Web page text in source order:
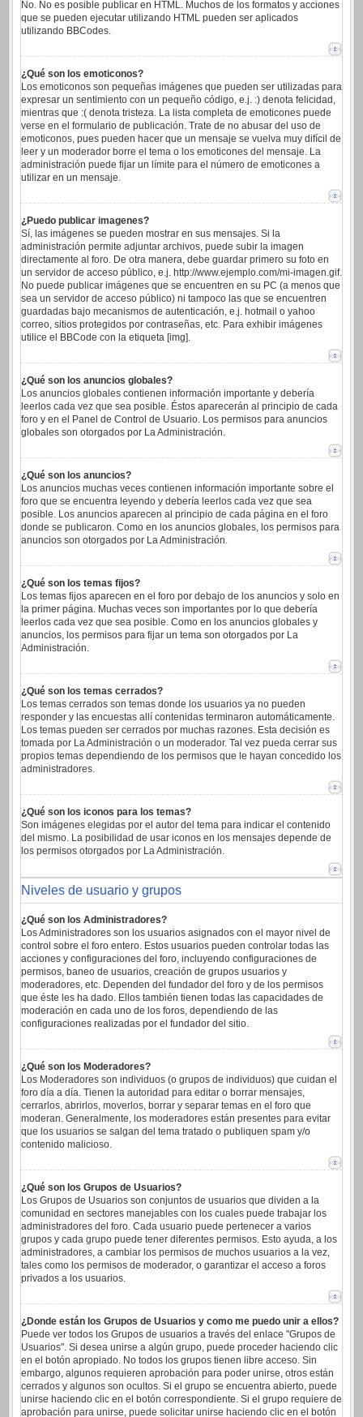
No. No es posible publicar en HTML. Muchos de los formatos y acciones
que se pueden ejecutar utilizando HTML pueden ser aplicados
utilizando BBCodes.
¿Qué son los emoticonos?
Los emoticonos son pequeñas imágenes que pueden ser utilizadas para
expresar un sentimiento con un pequeño código, e.j. :) denota felicidad,
mientras que :( denota tristeza. La lista completa de emoticones puede
verse en el formulario de publicación. Trate de no abusar del uso de
emoticonos, pues pueden hacer que un mensaje se vuelva muy difícil de
leer y un moderador borre el tema o los emoticones del mensaje. La
administración puede fijar un límite para el número de emoticones a
utilizar en un mensaje.
¿Puedo publicar imagenes?
Sí, las imágenes se pueden mostrar en sus mensajes. Si la
administración permite adjuntar archivos, puede subir la imagen
directamente al foro. De otra manera, debe guardar primero su foto en
un servidor de acceso público, e.j. http://www.ejemplo.com/mi-imagen.gif.
No puede publicar imágenes que se encuentren en su PC (a menos que
sea un servidor de acceso público) ni tampoco las que se encuentren
guardadas bajo mecanismos de autenticación, e.j. hotmail o yahoo
correo, sitios protegidos por contraseñas, etc. Para exhibir imágenes
utilice el BBCode con la etiqueta [img].
¿Qué son los anuncios globales?
Los anuncios globales contienen información importante y debería
leerlos cada vez que sea posible. Éstos aparecerán al principio de cada
foro y en el Panel de Control de Usuario. Los permisos para anuncios
globales son otorgados por La Administración.
¿Qué son los anuncios?
Los anuncios muchas veces contienen información importante sobre el
foro que se encuentra leyendo y debería leerlos cada vez que sea
posible. Los anuncios aparecen al principio de cada página en el foro
donde se publicaron. Como en los anuncios globales, los permisos para
anuncios son otorgados por La Administración.
¿Qué son los temas fijos?
Los temas fijos aparecen en el foro por debajo de los anuncios y solo en
la primer página. Muchas veces son importantes por lo que debería
leerlos cada vez que sea posible. Como en los anuncios globales y
anuncios, los permisos para fijar un tema son otorgados por La
Administración.
¿Qué son los temas cerrados?
Los temas cerrados son temas donde los usuarios ya no pueden
responder y las encuestas allí contenidas terminaron automáticamente.
Los temas pueden ser cerrados por muchas razones. Esta decisión es
tomada por La Administración o un moderador. Tal vez pueda cerrar sus
propios temas dependiendo de los permisos que le hayan concedido los
administradores.
¿Qué son los iconos para los temas?
Son imágenes elegidas por el autor del tema para indicar el contenido
del mismo. La posibilidad de usar iconos en los mensajes depende de
los permisos otorgados por La Administración.
Niveles de usuario y grupos
¿Qué son los Administradores?
Los Administradores son los usuarios asignados con el mayor nivel de
control sobre el foro entero. Estos usuarios pueden controlar todas las
acciones y configuraciones del foro, incluyendo configuraciones de
permisos, baneo de usuarios, creación de grupos usuarios y
moderadores, etc. Dependen del fundador del foro y de los permisos
que éste les ha dado. Ellos también tienen todas las capacidades de
moderación en cada uno de los foros, dependiendo de las
configuraciones realizadas por el fundador del sitio.
¿Qué son los Moderadores?
Los Moderadores son individuos (o grupos de individuos) que cuidan el
foro día a día. Tienen la autoridad para editar o borrar mensajes,
cerrarlos, abrirlos, moverlos, borrar y separar temas en el foro que
moderan. Generalmente, los moderadores están presentes para evitar
que los usuarios se salgan del tema tratado o publiquen spam y/o
contenido malicioso.
¿Qué son los Grupos de Usuarios?
Los Grupos de Usuarios son conjuntos de usuarios que dividen a la
comunidad en sectores manejables con los cuales puede trabajar los
administradores del foro. Cada usuario puede pertenecer a varios
grupos y cada grupo puede tener diferentes permisos. Esto ayuda, a los
administradores, a cambiar los permisos de muchos usuarios a la vez,
tales como los permisos de moderador, o garantizar el acceso a foros
privados a los usuarios.
¿Donde están los Grupos de Usuarios y como me puedo unir a ellos?
Puede ver todos los Grupos de usuarios a través del enlace "Grupos de
Usuarios". Si desea unirse a algún grupo, puede proceder haciendo clic
en el botón apropiado. No todos los grupos tienen libre acceso. Sin
embargo, algunos requieren aprobación para poder unirse, otros están
cerrados y algunos son ocultos. Si el grupo se encuentra abierto, puede
unirse haciendo clic en el botón correspondiente. Si el grupo requiere de
aprobación para unirse, puede solicitar unirse haciendo clic en el botón